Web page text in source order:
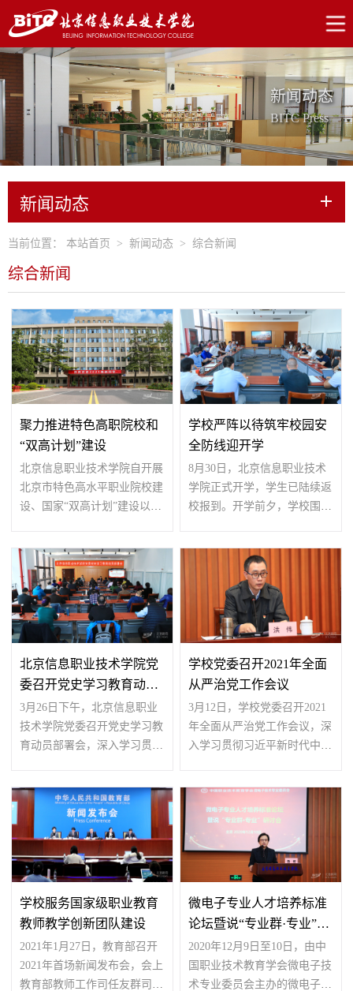
新闻动态
BITC Press
新闻动态
当前位置： 本站首页 > 新闻动态 > 综合新闻
综合新闻
聚力推进特色高职院校和
“双高计划”建设
北京信息职业技术学院自开展
北京市特色高水平职业院校建
设、国家“双高计划”建设以
学校严阵以待筑牢校园安
全防线迎开学
8月30日，北京信息职业技术
学院正式开学，学生已陆续返
校报到。开学前夕，学校围绕
北京信息职业技术学院党
委召开党史学习教育动员
部署会
3月26日下午，北京信息职业
技术学院党委召开党史学习教
育动员部署会，深入学习贯彻
学校党委召开2021年全面
从严治党工作会议
3月12日，学校党委召开2021
年全面从严治党工作会议，深
入学习贯彻习近平新时代中国
学校服务国家级职业教育
教师教学创新团队建设
2021年1月27日，教育部召开
2021年首场新闻发布会，会上
教育部教师工作司任友群司长
微电子专业人才培养标准
论坛暨说“专业群·专业”研
讨会在京举行
2020年12月9日至10日，由中
国职业技术教育学会微电子技
术专业委员会主办的微电子人